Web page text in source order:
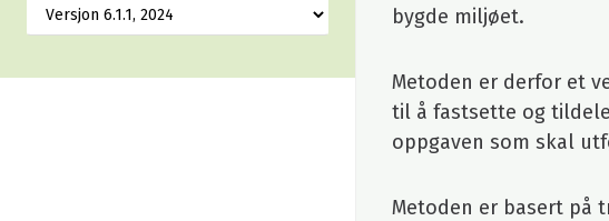
bygde miljøet.
Metoden er derfor et
til å fastsette og
oppgaven som skal
Metoden er basert på